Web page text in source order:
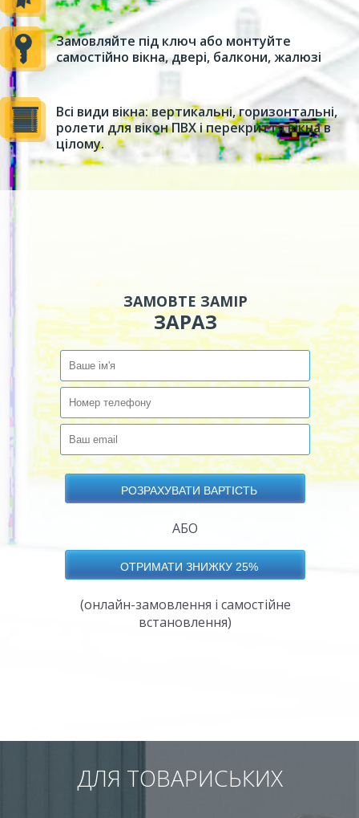
Замовляйте під ключ або монтуйте
самостійно вікна, двері, балкони, жалюзі
Всі види вікна: вертикальні, горизонтальні,
ролети для вікон ПВХ і перекриття вікна в
цілому.
ЗАМОВТЕ ЗАМІР
ЗАРАЗ
АБО
(онлайн-замовлення і самостійне
встановлення)
ДЛЯ ТОВАРИСЬКИХ